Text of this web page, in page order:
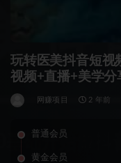
玩转医美抖音短视
视频+直播+美学分
网赚项目 2 年前
普通会员
黄金会员